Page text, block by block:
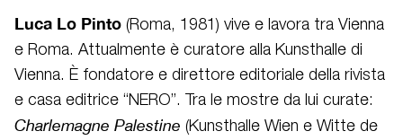
Luca Lo Pinto (Roma, 1981) vive e lavora tra Vienna
e Roma. Attualmente è curatore alla Kunsthalle di
Vienna. È fondatore e direttore editoriale della rivista
e casa editrice “NERO”. Tra le mostre da lui curate:
Charlemagne Palestine (Kunsthalle Wien e Witte de